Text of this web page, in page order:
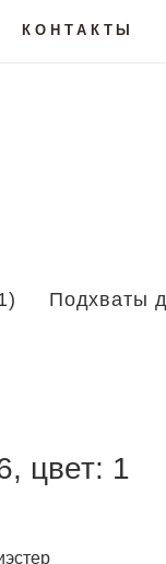
КОНТАКТЫ
Подхваты
цвет: 1